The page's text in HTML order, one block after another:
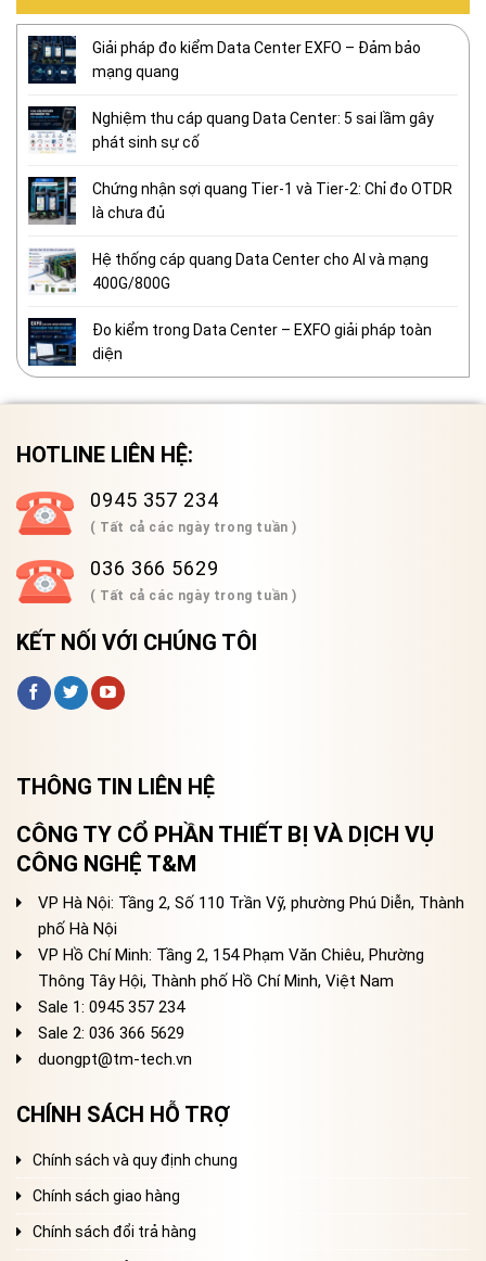
Giải pháp đo kiểm Data Center EXFO – Đảm bảo
mạng quang
Nghiệm thu cáp quang Data Center: 5 sai lầm gây
phát sinh sự cố
Chứng nhận sợi quang Tier-1 và Tier-2: Chỉ đo OTDR
là chưa đủ
Hệ thống cáp quang Data Center cho AI và mạng
400G/800G
Đo kiểm trong Data Center – EXFO giải pháp toàn
diện
HOTLINE LIÊN HỆ:
0945 357 234
( Tất cả các ngày trong tuần )
036 366 5629
( Tất cả các ngày trong tuần )
KẾT NỐI VỚI CHÚNG TÔI
THÔNG TIN LIÊN HỆ
CÔNG TY CỔ PHẦN THIẾT BỊ VÀ DỊCH VỤ
CÔNG NGHỆ T&M
VP Hà Nội: Tầng 2, Số 110 Trần Vỹ, phường Phú Diễn, Thành
phố Hà Nội
VP Hồ Chí Minh: Tầng 2, 154 Phạm Văn Chiêu, Phường
Thông Tây Hội, Thành phố Hồ Chí Minh, Việt Nam
Sale 1: 0945 357 234
Sale 2: 036 366 5629
duongpt@tm-tech.vn
CHÍNH SÁCH HỖ TRỢ
Chính sách và quy định chung
Chính sách giao hàng
Chính sách đổi trả hàng